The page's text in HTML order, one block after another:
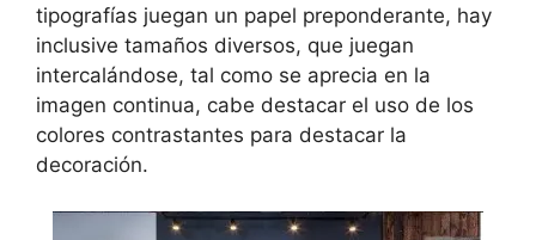
tipografías juegan un papel preponderante, hay
inclusive tamaños diversos, que juegan
intercalándose, tal como se aprecia en la
imagen continua, cabe destacar el uso de los
colores contrastantes para destacar la
decoración.